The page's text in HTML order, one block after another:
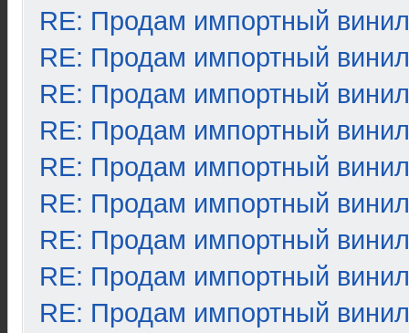
RE: Продам импортный винил
RE: Продам импортный винил
RE: Продам импортный винил
RE: Продам импортный винил
RE: Продам импортный винил
RE: Продам импортный винил
RE: Продам импортный винил
RE: Продам импортный винил
RE: Продам импортный винил